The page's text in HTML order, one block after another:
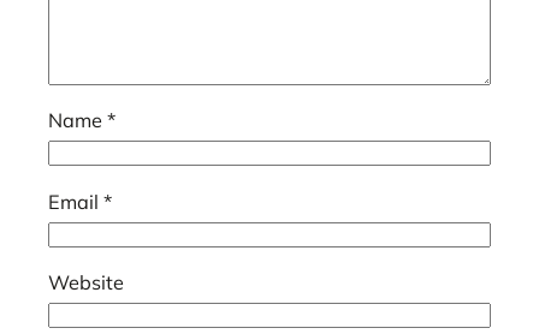
Name *
Email *
Website